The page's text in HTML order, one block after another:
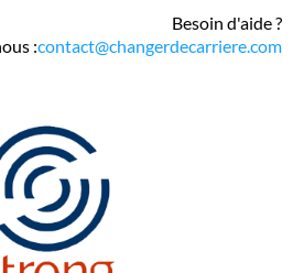
Besoin d'aide ?
:contact@changerdecarriere.com